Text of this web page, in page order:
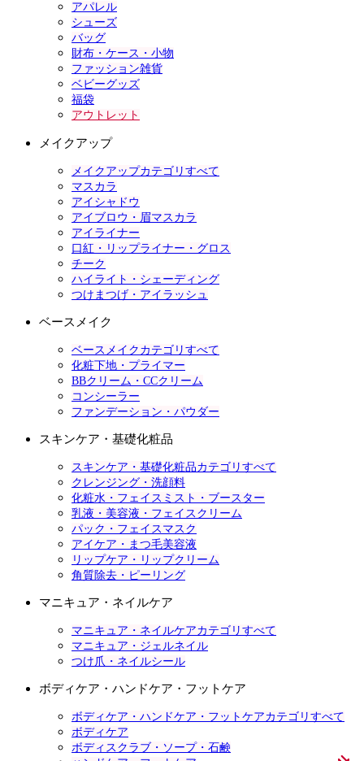
アパレル
シューズ
バッグ
財布・ケース・小物
ファッション雑貨
ベビーグッズ
福袋
アウトレット
メイクアップ
メイクアップカテゴリすべて
マスカラ
アイシャドウ
アイブロウ・眉マスカラ
アイライナー
口紅・リップライナー・グロス
チーク
ハイライト・シェーディング
つけまつげ・アイラッシュ
ベースメイク
ベースメイクカテゴリすべて
化粧下地・プライマー
BBクリーム・CCクリーム
コンシーラー
ファンデーション・パウダー
スキンケア・基礎化粧品
スキンケア・基礎化粧品カテゴリすべて
クレンジング・洗顔料
化粧水・フェイスミスト・ブースター
乳液・美容液・フェイスクリーム
パック・フェイスマスク
アイケア・まつ毛美容液
リップケア・リップクリーム
角質除去・ピーリング
マニキュア・ネイルケア
マニキュア・ネイルケアカテゴリすべて
マニキュア・ジェルネイル
つけ爪・ネイルシール
ボディケア・ハンドケア・フットケア
ボディケア・ハンドケア・フットケアカテゴリすべて
ボディケア
ボディスクラブ・ソープ・石鹸